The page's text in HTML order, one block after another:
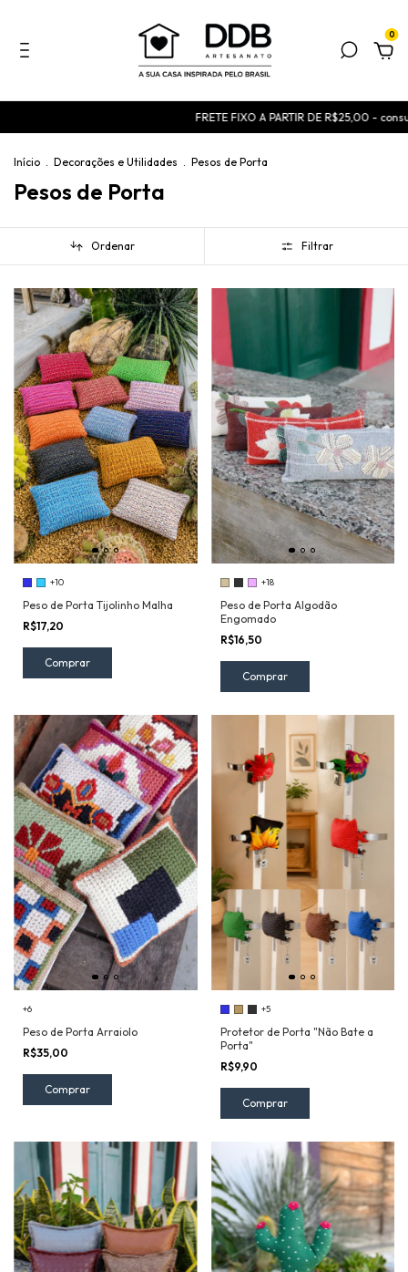
0
FRETE FIXO A PARTIR DE R$25,00 - consulte
Início . Decorações e Utilidades . Pesos de Porta
Pesos de Porta
Ordenar Filtrar
+10
Peso de Porta Tijolinho Malha
R$17,20
Comprar
+18
Peso de Porta Algodão
Engomado
R$16,50
Comprar
+6
Peso de Porta Arraiolo
R$35,00
Comprar
+5
Protetor de Porta "Não Bate a
Porta"
R$9,90
Comprar